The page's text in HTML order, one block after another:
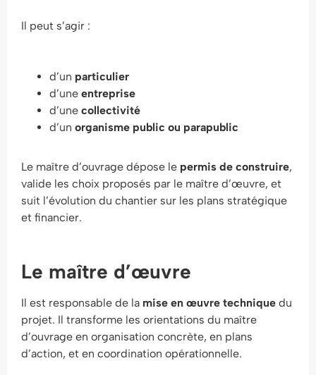
Il peut s’agir :
d’un particulier
d’une entreprise
d’une collectivité
d’un organisme public ou parapublic
Le maître d’ouvrage dépose le permis de construire,
valide les choix proposés par le maître d’œuvre, et
suit l’évolution du chantier sur les plans stratégique
et financier.
Le maître d’œuvre
Il est responsable de la mise en œuvre technique du
projet. Il transforme les orientations du maître
d’ouvrage en organisation concrète, en plans
d’action, et en coordination opérationnelle.